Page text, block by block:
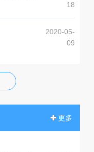
18
2020-05-
09
更多